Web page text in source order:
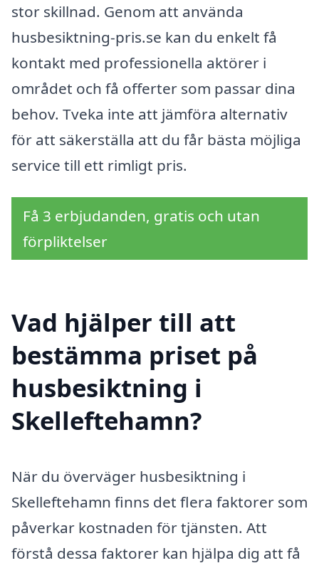
stor skillnad. Genom att använda
husbesiktning-pris.se kan du enkelt få
kontakt med professionella aktörer i
området och få offerter som passar dina
behov. Tveka inte att jämföra alternativ
för att säkerställa att du får bästa möjliga
service till ett rimligt pris.
Få 3 erbjudanden, gratis och utan
förpliktelser
Vad hjälper till att
bestämma priset på
husbesiktning i
Skelleftehamn?
När du överväger husbesiktning i
Skelleftehamn finns det flera faktorer som
påverkar kostnaden för tjänsten. Att
förstå dessa faktorer kan hjälpa dig att få